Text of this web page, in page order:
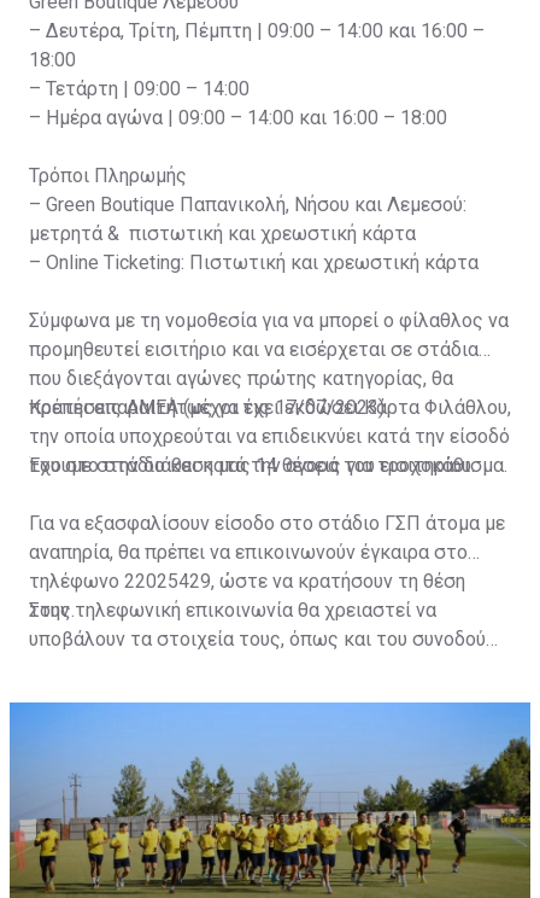
– Δευτέρα, Τρίτη, Πέμπτη | 09:00 – 14:00 και 16:00 –
18:00
– Τετάρτη | 09:00 – 14:00
– Ημέρα αγώνα | 09:00 – 14:00 και 16:00 – 18:00
Τρόποι Πληρωμής
– Green Boutique Παπανικολή, Νήσου και Λεμεσού:
μετρητά & πιστωτική και χρεωστική κάρτα
– Online Ticketing: Πιστωτική και χρεωστική κάρτα
Σύμφωνα με τη νομοθεσία για να μπορεί ο φίλαθλος να
προμηθευτεί εισιτήριο και να εισέρχεται σε στάδια
που διεξάγονται αγώνες πρώτης κατηγορίας, θα
πρέπει απαραιτήτως να έχει εκδώσει Κάρτα Φιλάθλου,
την οποία υποχρεούται να επιδεικνύει κατά την είσοδό
του στο στάδιο και κατά την αγορά του εισιτηρίου.
Κρατήσεις ΑΜΕΑ (μέχρι τις 17/07/2023)
Έχουμε στην διάθεση μας 14 θέσεις για τροχοκάθισμα.
Για να εξασφαλίσουν είσοδο στο στάδιο ΓΣΠ άτομα με
αναπηρία, θα πρέπει να επικοινωνούν έγκαιρα στο
τηλέφωνο 22025429, ώστε να κρατήσουν τη θέση
τους.
Στην τηλεφωνική επικοινωνία θα χρειαστεί να
υποβάλουν τα στοιχεία τους, όπως και του συνοδού
ονοματεπώνυμο, αριθμός πινακίδας αυτοκινήτου,